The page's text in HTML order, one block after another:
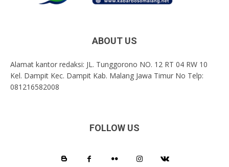
ABOUT US
Alamat kantor redaksi: JL. Tunggorono NO. 12 RT 04 RW 10
Kel. Dampit Kec. Dampit Kab. Malang Jawa Timur No Telp:
081216582008
FOLLOW US